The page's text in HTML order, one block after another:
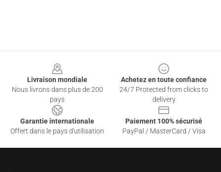
Livraison mondiale
Nous livrons dans plus de 200
pays
Achetez en toute confiance
24/7 Protected from clicks to
delivery
Garantie internationale
Offert dans le pays d'utilisation
Paiement 100% sécurisé
PayPal / MasterCard / Visa